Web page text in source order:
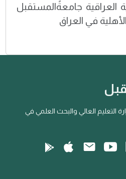
العراقية جامعةًالمستقبل
في العراق
التعليم العالي والبحث العلمي في